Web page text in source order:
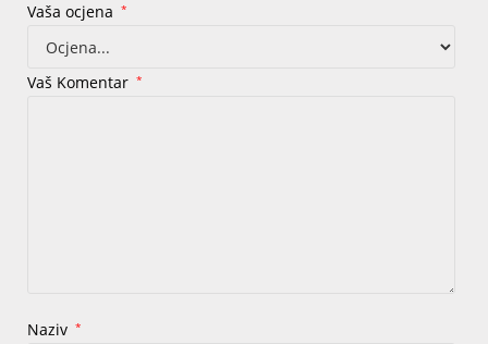
Vaša ocjena *
Vaš Komentar *
Naziv *